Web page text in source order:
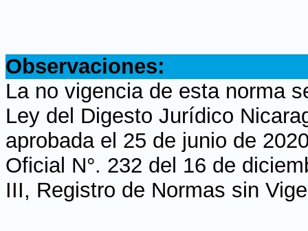
Observaciones:
La no vigencia de esta norma
Ley del Digesto Jurídico
aprobada el 25 de junio de
Oficial N°. 232 del 16 de
III, Registro de Normas sin